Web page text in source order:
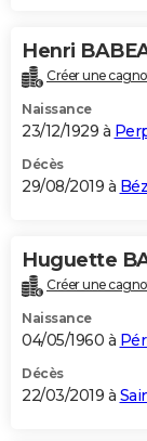
Henri
Créer une
Naissance
23/12/1929 à
Décès
29/08/2019 à
Huguette
Créer une
Naissance
04/05/1960 à
Décès
22/03/2019 à